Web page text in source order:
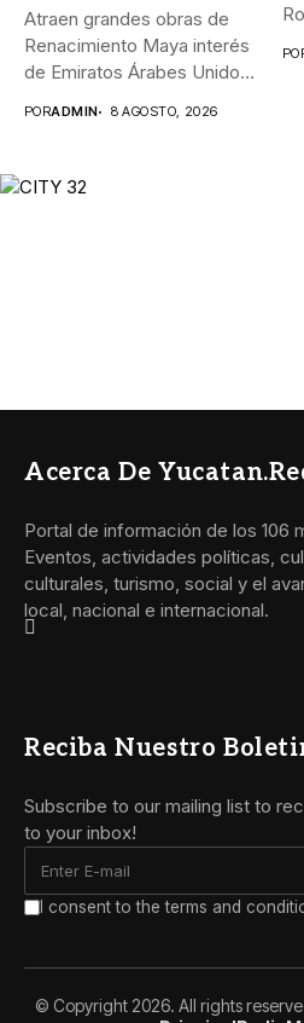
Atraen grandes obras de
Renacimiento Maya interés
de Emiratos Árabes Unidos
PORADMIN 8 AGOSTO, 2026
Acerca De
Portal de información de los 106
Eventos, actividades políticas,
culturales, turismo, social y el
local, nacional e internacional.
Reciba Nuestro
Subscribe to our mailing list to
to your inbox!
I consent to the terms and
© Copyright 2026. All rights